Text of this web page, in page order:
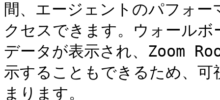
間、エージェントのパフォ
クセスできます。ウォール
データが表示され、Zoom
示することもできるため、
まります。